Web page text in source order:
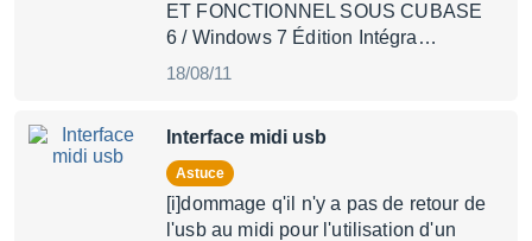
ET FONCTIONNEL SOUS CUBASE
6 / Windows 7 Édition Intégra…
18/08/11
Interface midi usb
Astuce
[i]dommage q'il n'y a pas de retour de
l'usb au midi pour l'utilisation d'un